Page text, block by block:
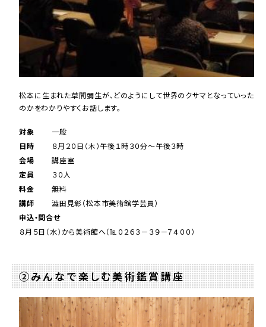
松本に生まれた草間彌生が、どのようにして世界のクサマとなっていった
のかをわかりやすくお話します。
対象
一般
日時
８月２０日（木）午後１時３０分～午後３時
会場
講座室
定員
３０人
料金
無料
講師
澁田見彰（松本市美術館学芸員）
申込・問合せ
８月５日（水）から美術館へ（℡０２６３－３９－７４００）
②みんなで楽しむ美術鑑賞講座